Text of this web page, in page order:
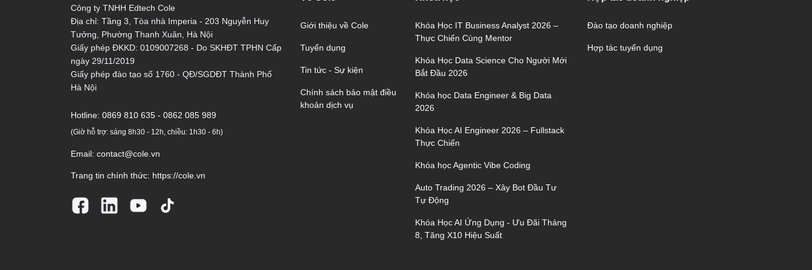
Công ty TNHH Edtech Cole
Địa chỉ: Tầng 3, Tòa nhà Imperia - 203 Nguyễn Huy
Tưởng, Phường Thanh Xuân, Hà Nội
Giấy phép ĐKKD: 0109007268 - Do SKHĐT TPHN Cấp
ngày 29/11/2019
Giấy phép đào tạo số 1760 - QĐ/SGDĐT Thành Phố
Hà Nội
Hotline: 0869 810 635 - 0862 085 989
(Giờ hỗ trợ: sáng 8h30 - 12h, chiều: 1h30 - 6h)
Email: contact@cole.vn
Trang tin chính thức: https://cole.vn
Giới thiệu về Cole
Tuyển dụng
Tin tức - Sự kiện
Chính sách bảo mật điều
khoản dịch vụ
Khóa Học IT Business Analyst 2026 –
Thực Chiến Cùng Mentor
Khóa Học Data Science Cho Người Mới
Bắt Đầu 2026
Khóa học Data Engineer & Big Data
2026
Khóa Học AI Engineer 2026 – Fullstack
Thực Chiến
Khóa học Agentic Vibe Coding
Auto Trading 2026 – Xây Bot Đầu Tư
Tự Động
Khóa Học AI Ứng Dụng - Ưu Đãi Tháng
8, Tăng X10 Hiệu Suất
Đào tạo doanh nghiệp
Hợp tác tuyển dụng